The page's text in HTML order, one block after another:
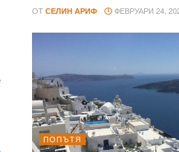
ОТ СЕЛИН АРИФ ФЕВРУАРИ 24,
ПОПЪТЯ